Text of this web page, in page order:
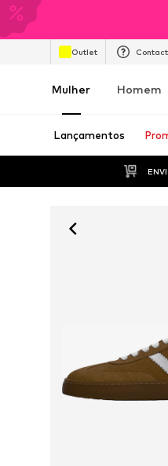
Outlet
Mulher Homem
Lançamentos